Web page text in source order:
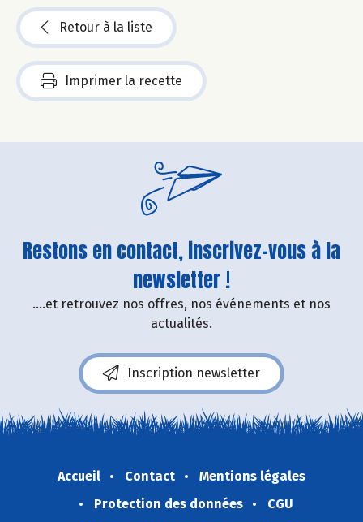
Retour à la liste
Imprimer la recette
Restons en contact, inscrivez-vous à la
newsletter !
....et retrouvez nos offres, nos événements et nos
actualités.
Inscription newsletter
Accueil Contact
Mentions légales
Protection des données
CGU